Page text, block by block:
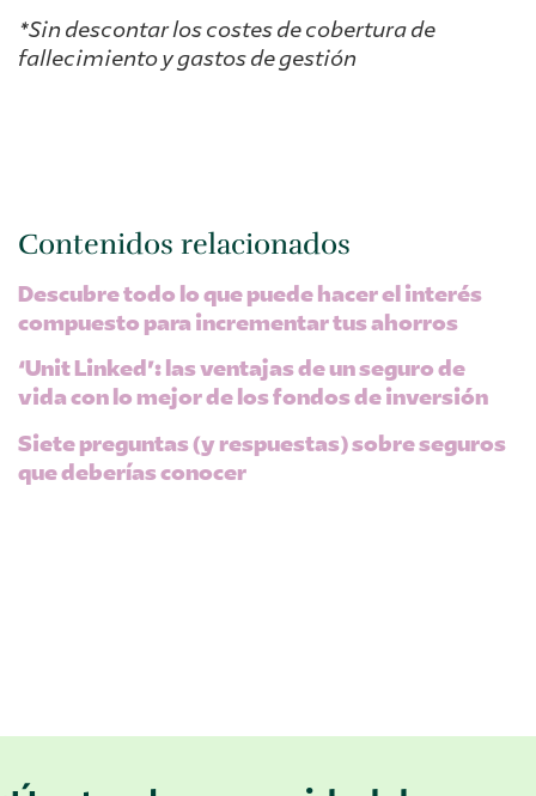
*Sin descontar los costes de cobertura de
fallecimiento y gastos de gestión
Contenidos relacionados
Descubre todo lo que puede hacer el interés
compuesto para incrementar tus ahorros
‘Unit Linked’: las ventajas de un seguro de
vida con lo mejor de los fondos de inversión
Siete preguntas (y respuestas) sobre seguros
que deberías conocer